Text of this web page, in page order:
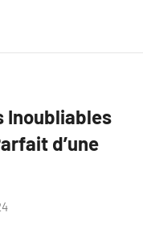
Inoubliables
d’une